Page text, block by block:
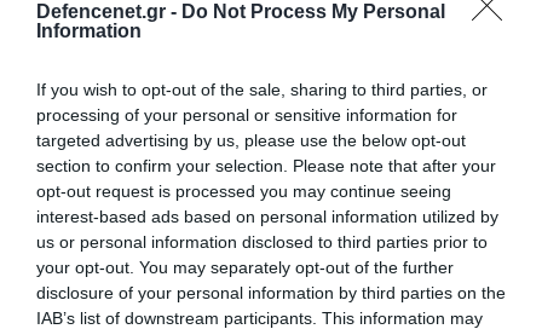
Defencenet.gr - Do Not Process My Personal
Information
If you wish to opt-out of the sale, sharing to third parties, or
processing of your personal or sensitive information for
targeted advertising by us, please use the below opt-out
section to confirm your selection. Please note that after your
opt-out request is processed you may continue seeing
interest-based ads based on personal information utilized by
us or personal information disclosed to third parties prior to
your opt-out. You may separately opt-out of the further
disclosure of your personal information by third parties on the
IAB’s list of downstream participants. This information may
ΠΟΛΙΤΙΚΗ